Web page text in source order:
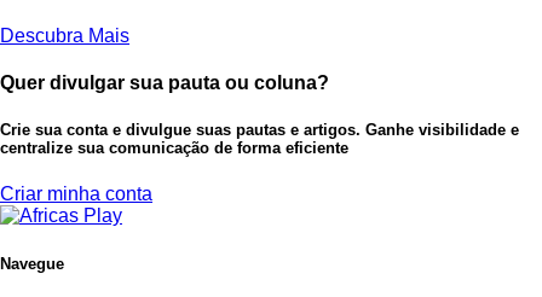
Descubra Mais
Quer divulgar sua pauta ou coluna?
Crie sua conta e divulgue suas pautas e artigos. Ganhe visibilidade e
centralize sua comunicação de forma eficiente
Criar minha conta
Navegue